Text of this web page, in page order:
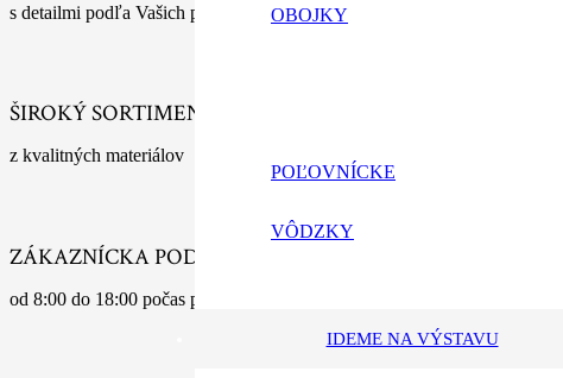
OBOJKY
POĽOVNÍCKE
VÔDZKY
IDEME NA VÝSTAVU
s detailmi podľa Vašich predstáv
ŠIROKÝ SORTIMENT
z kvalitných materiálov
ZÁKAZNÍCKA PODPORA
od 8:00 do 18:00 počas pracovných dní